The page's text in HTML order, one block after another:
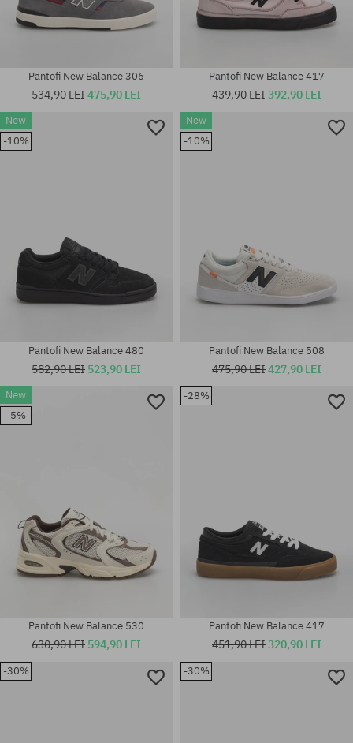
Mărimi existente:
36; 37; 37.5; 38; 38.5; 39.5; 40;
Mărimi existente:
Mărimi existente:
Pantofi New Balance 306
534,90 LEI475,90 LEI
Pantofi New Balance 417
439,90 LEI392,90 LEI
New
-10%
Mărimi existente:
Pantofi New Balance 480
582,90 LEI 523,90 LEI
New
-10%
Mărimi existente:
Pantofi New Balance 508
475,90 LEI427,90 LEI
New
-5%
Pantofi New Balance 530
630,90 LEI 594,90 LEI
-28%
Pantofi New Balance 417
451,90 LEI320,90 LEI
-30% -30%